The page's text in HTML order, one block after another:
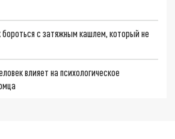
бороться с затяжным кашлем, который не
влияет на психологическое